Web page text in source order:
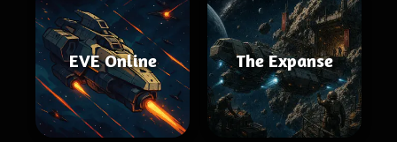
EVE Online The Expanse